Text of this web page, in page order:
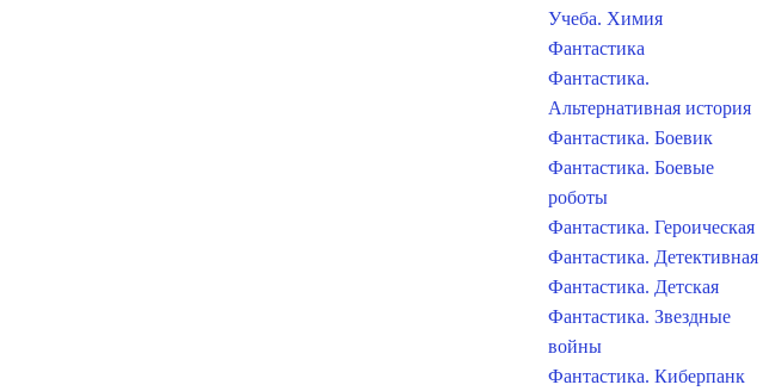
Учеба. Химия
Фантастика
Фантастика.
Альтернативная история
Фантастика. Боевик
Фантастика. Боевые
роботы
Фантастика. Героическая
Фантастика. Детективная
Фантастика. Детская
Фантастика. Звездные
войны
Фантастика. Киберпанк